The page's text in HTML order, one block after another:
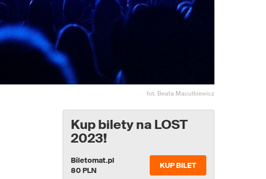
fot. Beata Macutkiewicz
Kup bilety na LOST
2023!
Biletomat.pl
80 PLN
KUP BILET